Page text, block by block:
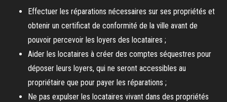
Effectuer les réparations nécessaires sur ses propriétés et
obtenir un certificat de conformité de la ville avant de
pouvoir percevoir les loyers des locataires ;
Aider les locataires à créer des comptes séquestres pour
déposer leurs loyers, qui ne seront accessibles au
propriétaire que pour payer les réparations ;
Ne pas expulser les locataires vivant dans des propriétés